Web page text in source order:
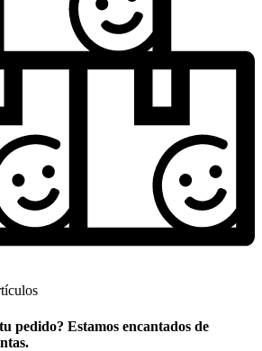
pedido? Estamos encantados de